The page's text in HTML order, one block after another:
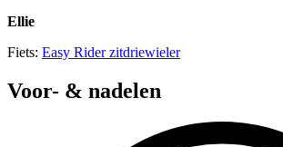
Ellie
Fiets: Easy Rider zitdriewieler
Voor- & nadelen